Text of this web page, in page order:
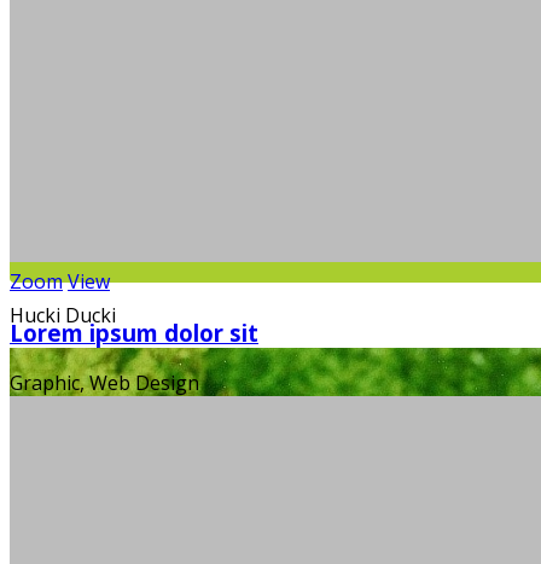
Hucki Ducki
ZoomView
Lorem ipsum dolor sit
Graphic, Web Design